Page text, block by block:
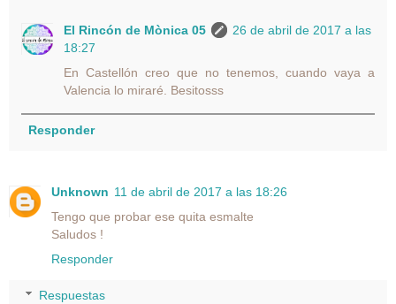
El Rincón de Mònica 05
26 de abril de 2017 a las
18:27
En Castellón creo que no tenemos, cuando vaya a
Valencia lo miraré. Besitosss
Responder
Unknown 11 de abril de 2017 a las 18:26
Tengo que probar ese quita esmalte
Saludos !
Responder
Respuestas